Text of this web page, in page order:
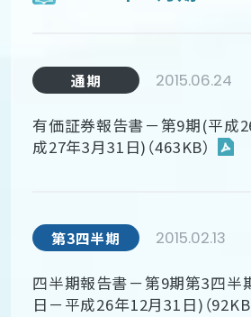
通期 2015.06.24
有価証券報告書－第9期(平成
成27年3月31日)（463KB）
第3四半期 2015.02.13
四半期報告書－第9期第3四半
日－平成26年12月31日)（92KB